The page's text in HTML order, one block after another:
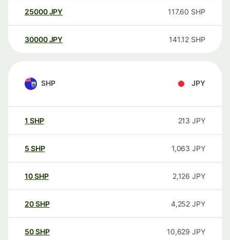
25000 JPY 117.60 SHP
30000 JPY 141.12 SHP
SHP JPY
1 SHP 213 JPY
5 SHP 1,063 JPY
10SHP 2,126 JPY
20SHP 4,252 JPY
50SHP 10,629 JPY